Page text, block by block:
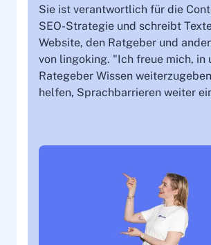
Sie ist verantwortlich für die
SEO-Strategie und schreibt
Website, den Ratgeber und
von lingoking. "Ich freue mich, in
Rategeber Wissen
helfen, Sprachbarrieren weiter